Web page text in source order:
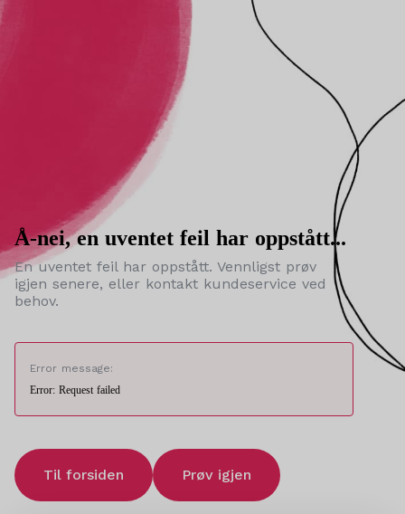
Å-nei, en uventet feil har oppstått...
En uventet feil har oppstått. Vennligst prøv
igjen senere, eller kontakt kundeservice ved
behov.
Error message:
Error: Request failed
Til forsiden Prøv igjen